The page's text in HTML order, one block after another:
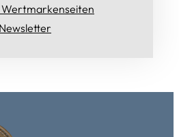
Wertmarkenseiten